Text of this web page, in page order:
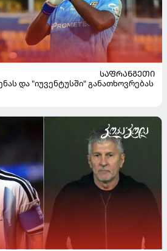
ᲡᲐᲤᲠᲐᲜᲒᲔᲗᲘ
და "იუვენტუსში" განათხოვრებას